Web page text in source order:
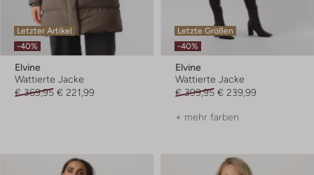
Letzter Artikel
-40%
Elvine
Wattierte Jacke
€ 369,95 € 221,99
Letzte Größen
-40%
Elvine
Wattierte Jacke
€ 399,95 € 239,99
+ mehr farben